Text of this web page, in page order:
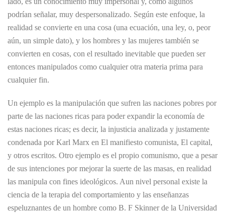
podrían señalar, muy despersonalizado. Según este enfoque, la
realidad se convierte en una cosa (una ecuación, una ley, o, peor
aún, un simple dato), y los hombres y las mujeres también se
convierten en cosas, con el resultado inevitable que pueden ser
entonces manipulados como cualquier otra materia prima para
cualquier fin.
Un ejemplo es la manipulación que sufren las naciones pobres por
parte de las naciones ricas para poder expandir la economía de
estas naciones ricas; es decir, la injusticia analizada y justamente
condenada por Karl Marx en El manifiesto comunista, El capital,
y otros escritos. Otro ejemplo es el propio comunismo, que a pesar
de sus intenciones por mejorar la suerte de las masas, en realidad
las manipula con fines ideológicos. Aun nivel personal existe la
ciencia de la terapia del comportamiento y las enseñanzas
espeluznantes de un hombre como B. F Skinner de la Universidad